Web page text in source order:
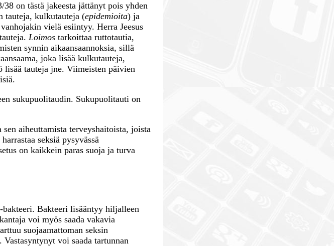
on tästä jakeesta jättänyt pois yhden
tauteja, kulkutauteja (epidemioita) ja
vielä esiintyy. Herra Jeesus
Loimos tarkoittaa ruttotautia,
synnin aikaansaannoksia, sillä
joka lisää kulkutauteja,
lisää tauteja jne. Viimeisten päivien
sukupuolitaudin. Sukupuolitauti on
aiheuttamista terveyshaitoista, joista
seksiä pysyvässä
on kaikkein paras suoja ja turva
Bakteeri lisääntyy hiljalleen
voi myös saada vakavia
suojaamattoman seksin
voi saada tartunnan